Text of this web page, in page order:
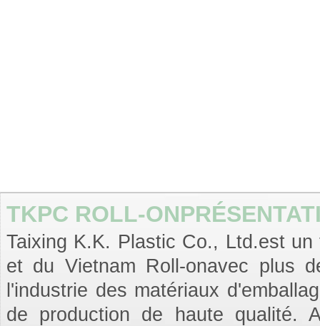
TKPC ROLL-
Taixing K.K. Plastic Co., Ltd.est
et du Vietnam Roll-onavec plus
l'industrie des matériaux
de production de haute qualité.